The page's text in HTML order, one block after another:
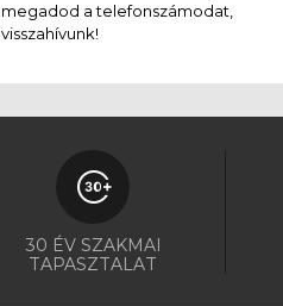
megadod a telefonszámodat,
visszahívunk!
30 ÉV SZAKMAI
TAPASZTALAT